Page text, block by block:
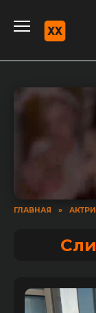
содержанию
ГЛАВНАЯ »